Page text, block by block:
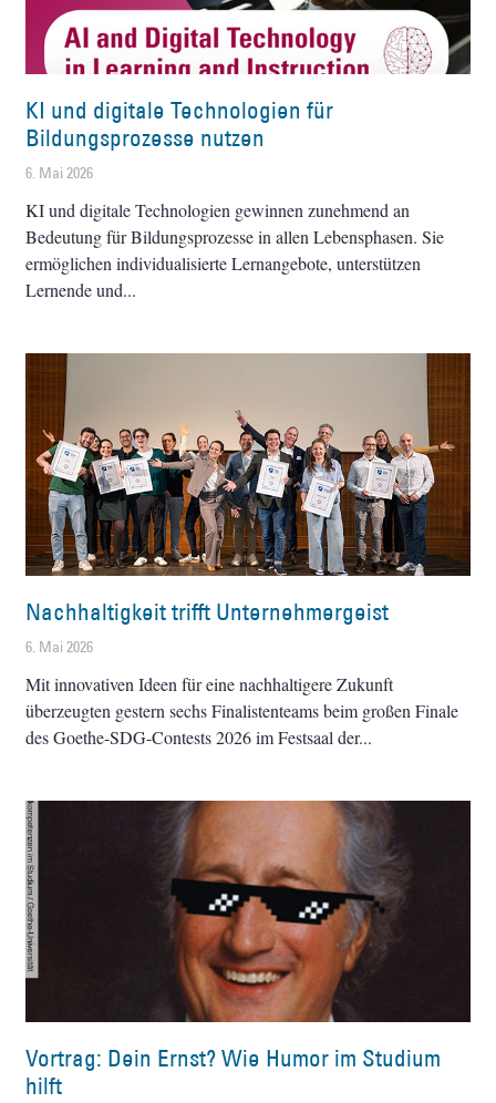
KI und digitale Technologien für
Bildungsprozesse nutzen
6. Mai 2026
KI und digitale Technologien gewinnen zunehmend an
Bedeutung für Bildungsprozesse in allen Lebensphasen. Sie
ermöglichen individualisierte Lernangebote, unterstützen
Lernende und
Nachhaltigkeit trifft Unternehmergeist
6. Mai 2026
Mit innovativen Ideen für eine nachhaltigere Zukunft
überzeugten gestern sechs Finalistenteams beim großen Finale
des Goethe-SDG-Contests 2026 im Festsaal der
Vortrag: Dein Ernst? Wie Humor im Studium
hilft